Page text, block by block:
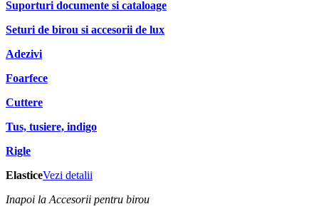
Suporturi documente si cataloage
Seturi de birou si accesorii de lux
Adezivi
Foarfece
Cuttere
Tus, tusiere, indigo
Rigle
ElasticeVezi detalii
Inapoi la Accesorii pentru birou